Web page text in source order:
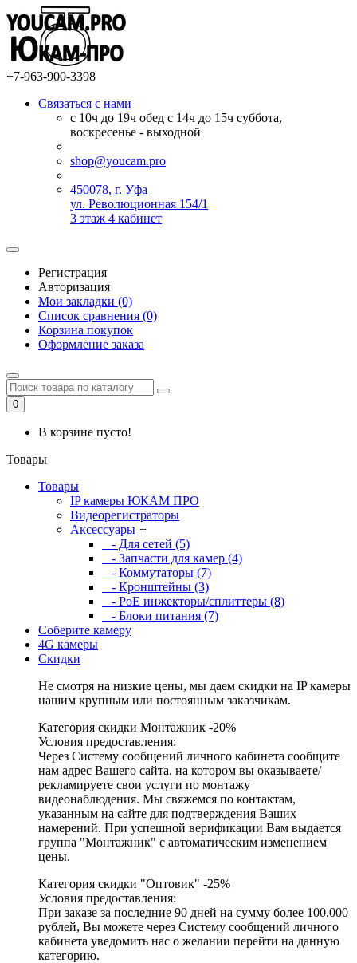
+7-963-900-3398
Связаться с нами
с 10ч до 19ч обед с 14ч до 15ч суббота,
воскресенье - выходной
shop@youcam.pro
450078, г. Уфа
ул. Революционная 154/1
3 этаж 4 кабинет
Регистрация
Авторизация
Мои закладки (0)
Список сравнения (0)
Корзина покупок
Оформление заказа
0
В корзине пусто!
Товары
Товары
IP камеры ЮКАМ ПРО
Видеорегистраторы
Аксессуары +
- Для сетей (5)
- Запчасти для камер (4)
- Коммутаторы (7)
- Кронштейны (3)
- PoE инжекторы/сплиттеры (8)
- Блоки питания (7)
Соберите камеру
4G камеры
Скидки
Не смотря на низкие цены, мы даем скидки на IP камеры
нашим крупным или постоянным заказчикам.
Категория скидки Монтажник -20%
Условия предоставления:
Через Систему сообщений личного кабинета сообщите
нам адрес Вашего сайта. на котором вы оказываете/
рекламируете свои услуги по монтажу
видеонаблюдения. Мы свяжемся по контактам,
указанным на сайте для подтверждения Ваших
намерений. При успешной верификации Вам выдается
группа "Монтажник" с автоматическим изменением
цены.
Категория скидки "Оптовик" -25%
Условия предоставления:
При заказе за последние 90 дней на сумму более 100.000
рублей, Вы можете через Систему сообщений личного
кабинета уведомить нас о желании перейти на данную
категорию.